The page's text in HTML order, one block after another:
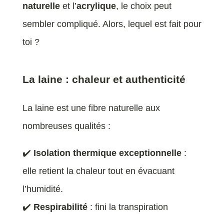
naturelleet l’acrylique, le choix peut
sembler compliqué. Alors, lequel est fait pour
toi ?
La laine : chaleur et authenticité
La laine est une fibre naturelle aux
nombreuses qualités :
✔️ Isolation thermique exceptionnelle:
elle retient la chaleur tout en évacuant
l’humidité.
✔️ Respirabilité: fini la transpiration